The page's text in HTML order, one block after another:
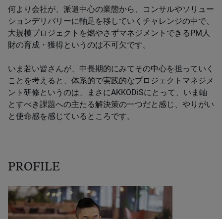
何より会社が、派遣中心の業態から、コンサルやソリュー
ションデリバリーに軸足を移していくチャレンジの中で、
大規模プロジェクトを燃やさずマネジメントできるPM人
財の育成・獲得というのは不可欠です。
いま若い皆さんが、中長期的にみてその中心を担っていく
ことを考えると、体系的で実践的なプロジェクトマネジメ
ント研修というのは、まさにAKKODiSにとって、いま軸
とすべき課題への主たる解決策の一つだと感じ、やりがい
と使命感を感じているところです。
PROFILE